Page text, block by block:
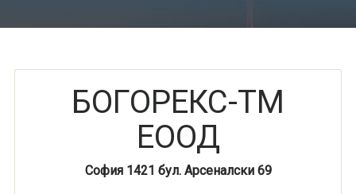
БОГОРЕКС-ТМ
ЕООД
София 1421 бул. Арсеналски 69